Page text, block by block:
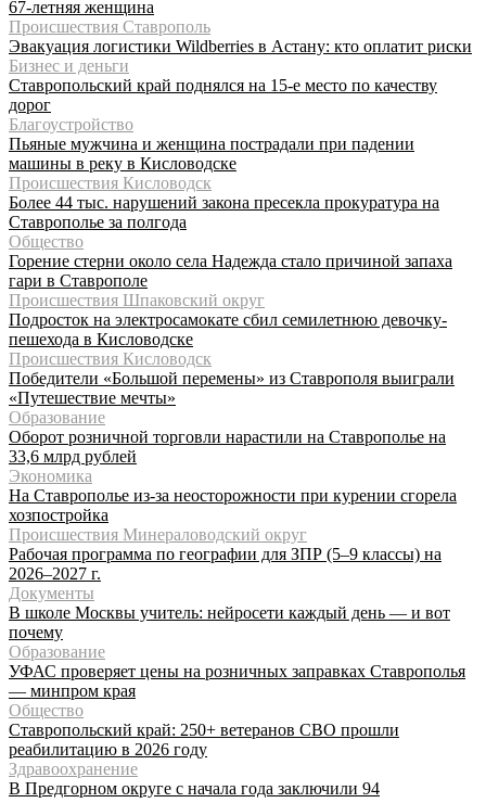
67-летняя женщина
Происшествия Ставрополь
Эвакуация логистики Wildberries в Астану: кто оплатит риски
Бизнес и деньги
Ставропольский край поднялся на 15-е место по качеству
дорог
Благоустройство
Пьяные мужчина и женщина пострадали при падении
машины в реку в Кисловодске
Происшествия Кисловодск
Более 44 тыс. нарушений закона пресекла прокуратура на
Ставрополье за полгода
Общество
Горение стерни около села Надежда стало причиной запаха
гари в Ставрополе
Происшествия Шпаковский округ
Подросток на электросамокате сбил семилетнюю девочку-
пешехода в Кисловодске
Происшествия Кисловодск
Победители «Большой перемены» из Ставрополя выиграли
«Путешествие мечты»
Образование
Оборот розничной торговли нарастили на Ставрополье на
33,6 млрд рублей
Экономика
На Ставрополье из-за неосторожности при курении сгорела
хозпостройка
Происшествия Минераловодский округ
Рабочая программа по географии для ЗПР (5–9 классы) на
2026–2027 г.
Документы
В школе Москвы учитель: нейросети каждый день — и вот
почему
Образование
УФАС проверяет цены на розничных заправках Ставрополья
— минпром края
Общество
Ставропольский край: 250+ ветеранов СВО прошли
реабилитацию в 2026 году
Здравоохранение
В Предгорном округе с начала года заключили 94